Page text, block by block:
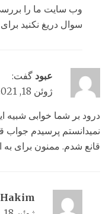
وب سایت ما را
سوال دریغ نکنید
عبود گفت:
ژوئن 18, 2021 در 5:32 ق.ظ
درود بر شما خوابی شبیه
نمیدانستم پرسیدم جواب
قانع شدم. ممنون برای به